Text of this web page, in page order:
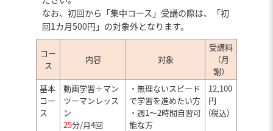
なお、初回から「集中コース」受講の際は、「初
回1カ月500円」の対象外となります。
コー
ス
内容 対象
受講料
（月
謝）
基本
コー
ス
動画学習＋マン
ツーマンレッス
ン
25分/月4回
・無理ないスピード
で学習を進めたい方
・週1～2時間自習可
能な方
12,100
円
(税込)